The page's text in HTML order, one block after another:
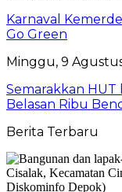
Karnaval
Go Green
Minggu, 9
Semarakkan HUT
Belasan Ribu
Berita Terbaru